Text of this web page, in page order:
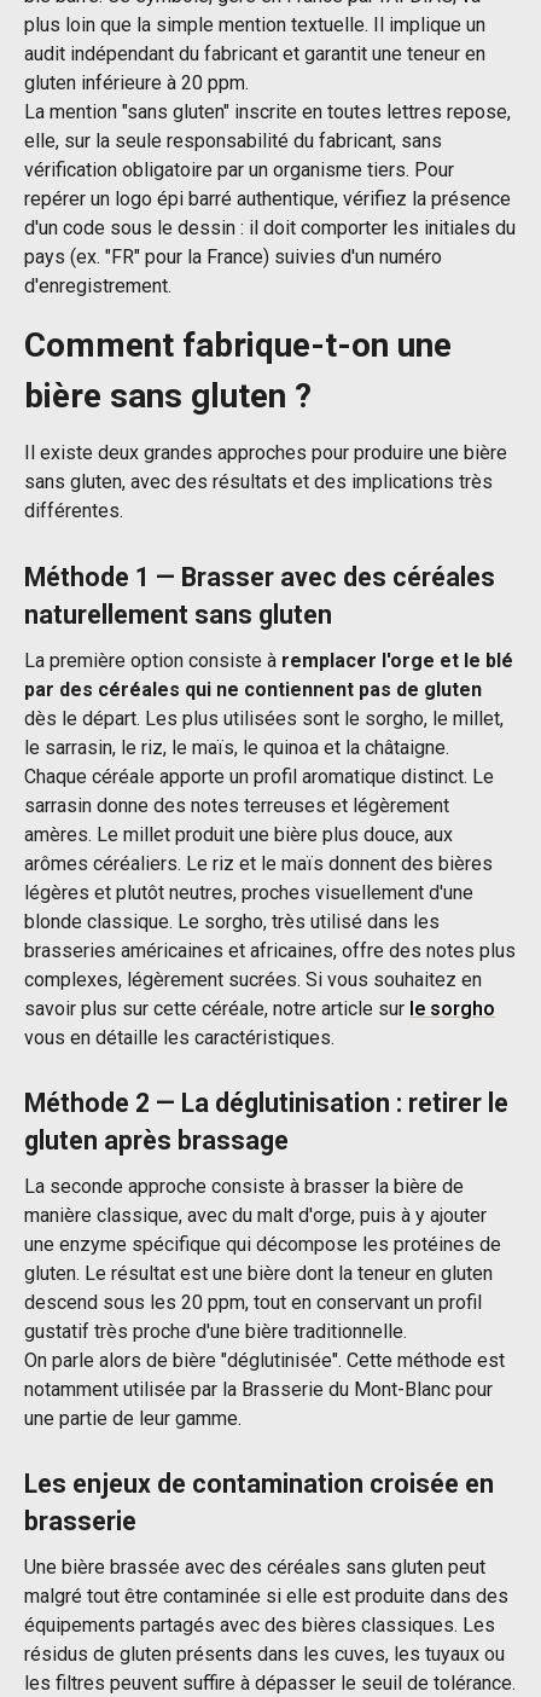
plus loin que la simple mention textuelle. Il implique un
audit indépendant du fabricant et garantit une teneur en
gluten inférieure à 20 ppm.
La mention "sans gluten" inscrite en toutes lettres repose,
elle, sur la seule responsabilité du fabricant, sans
vérification obligatoire par un organisme tiers. Pour
repérer un logo épi barré authentique, vérifiez la présence
d'un code sous le dessin : il doit comporter les initiales du
pays (ex. "FR" pour la France) suivies d'un numéro
d'enregistrement.
Comment fabrique-t-on une
bière sans gluten ?
Il existe deux grandes approches pour produire une bière
sans gluten, avec des résultats et des implications très
différentes.
Méthode 1 — Brasser avec des céréales
naturellement sans gluten
La première option consiste à remplacer l'orge et le blé
par des céréales qui ne contiennent pas de gluten
dès le départ. Les plus utilisées sont le sorgho, le millet,
le sarrasin, le riz, le maïs, le quinoa et la châtaigne.
Chaque céréale apporte un profil aromatique distinct. Le
sarrasin donne des notes terreuses et légèrement
amères. Le millet produit une bière plus douce, aux
arômes céréaliers. Le riz et le maïs donnent des bières
légères et plutôt neutres, proches visuellement d'une
blonde classique. Le sorgho, très utilisé dans les
brasseries américaines et africaines, offre des notes plus
complexes, légèrement sucrées. Si vous souhaitez en
savoir plus sur cette céréale, notre article sur le sorgho
vous en détaille les caractéristiques.
Méthode 2 — La déglutinisation : retirer le
gluten après brassage
La seconde approche consiste à brasser la bière de
manière classique, avec du malt d'orge, puis à y ajouter
une enzyme spécifique qui décompose les protéines de
gluten. Le résultat est une bière dont la teneur en gluten
descend sous les 20 ppm, tout en conservant un profil
gustatif très proche d'une bière traditionnelle.
On parle alors de bière "déglutinisée". Cette méthode est
notamment utilisée par la Brasserie du Mont-Blanc pour
une partie de leur gamme.
Les enjeux de contamination croisée en
brasserie
Une bière brassée avec des céréales sans gluten peut
malgré tout être contaminée si elle est produite dans des
équipements partagés avec des bières classiques. Les
résidus de gluten présents dans les cuves, les tuyaux ou
les filtres peuvent suffire à dépasser le seuil de tolérance.